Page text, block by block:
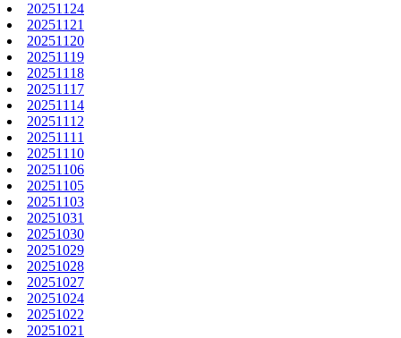
20251124
20251121
20251120
20251119
20251118
20251117
20251114
20251112
20251111
20251110
20251106
20251105
20251103
20251031
20251030
20251029
20251028
20251027
20251024
20251022
20251021